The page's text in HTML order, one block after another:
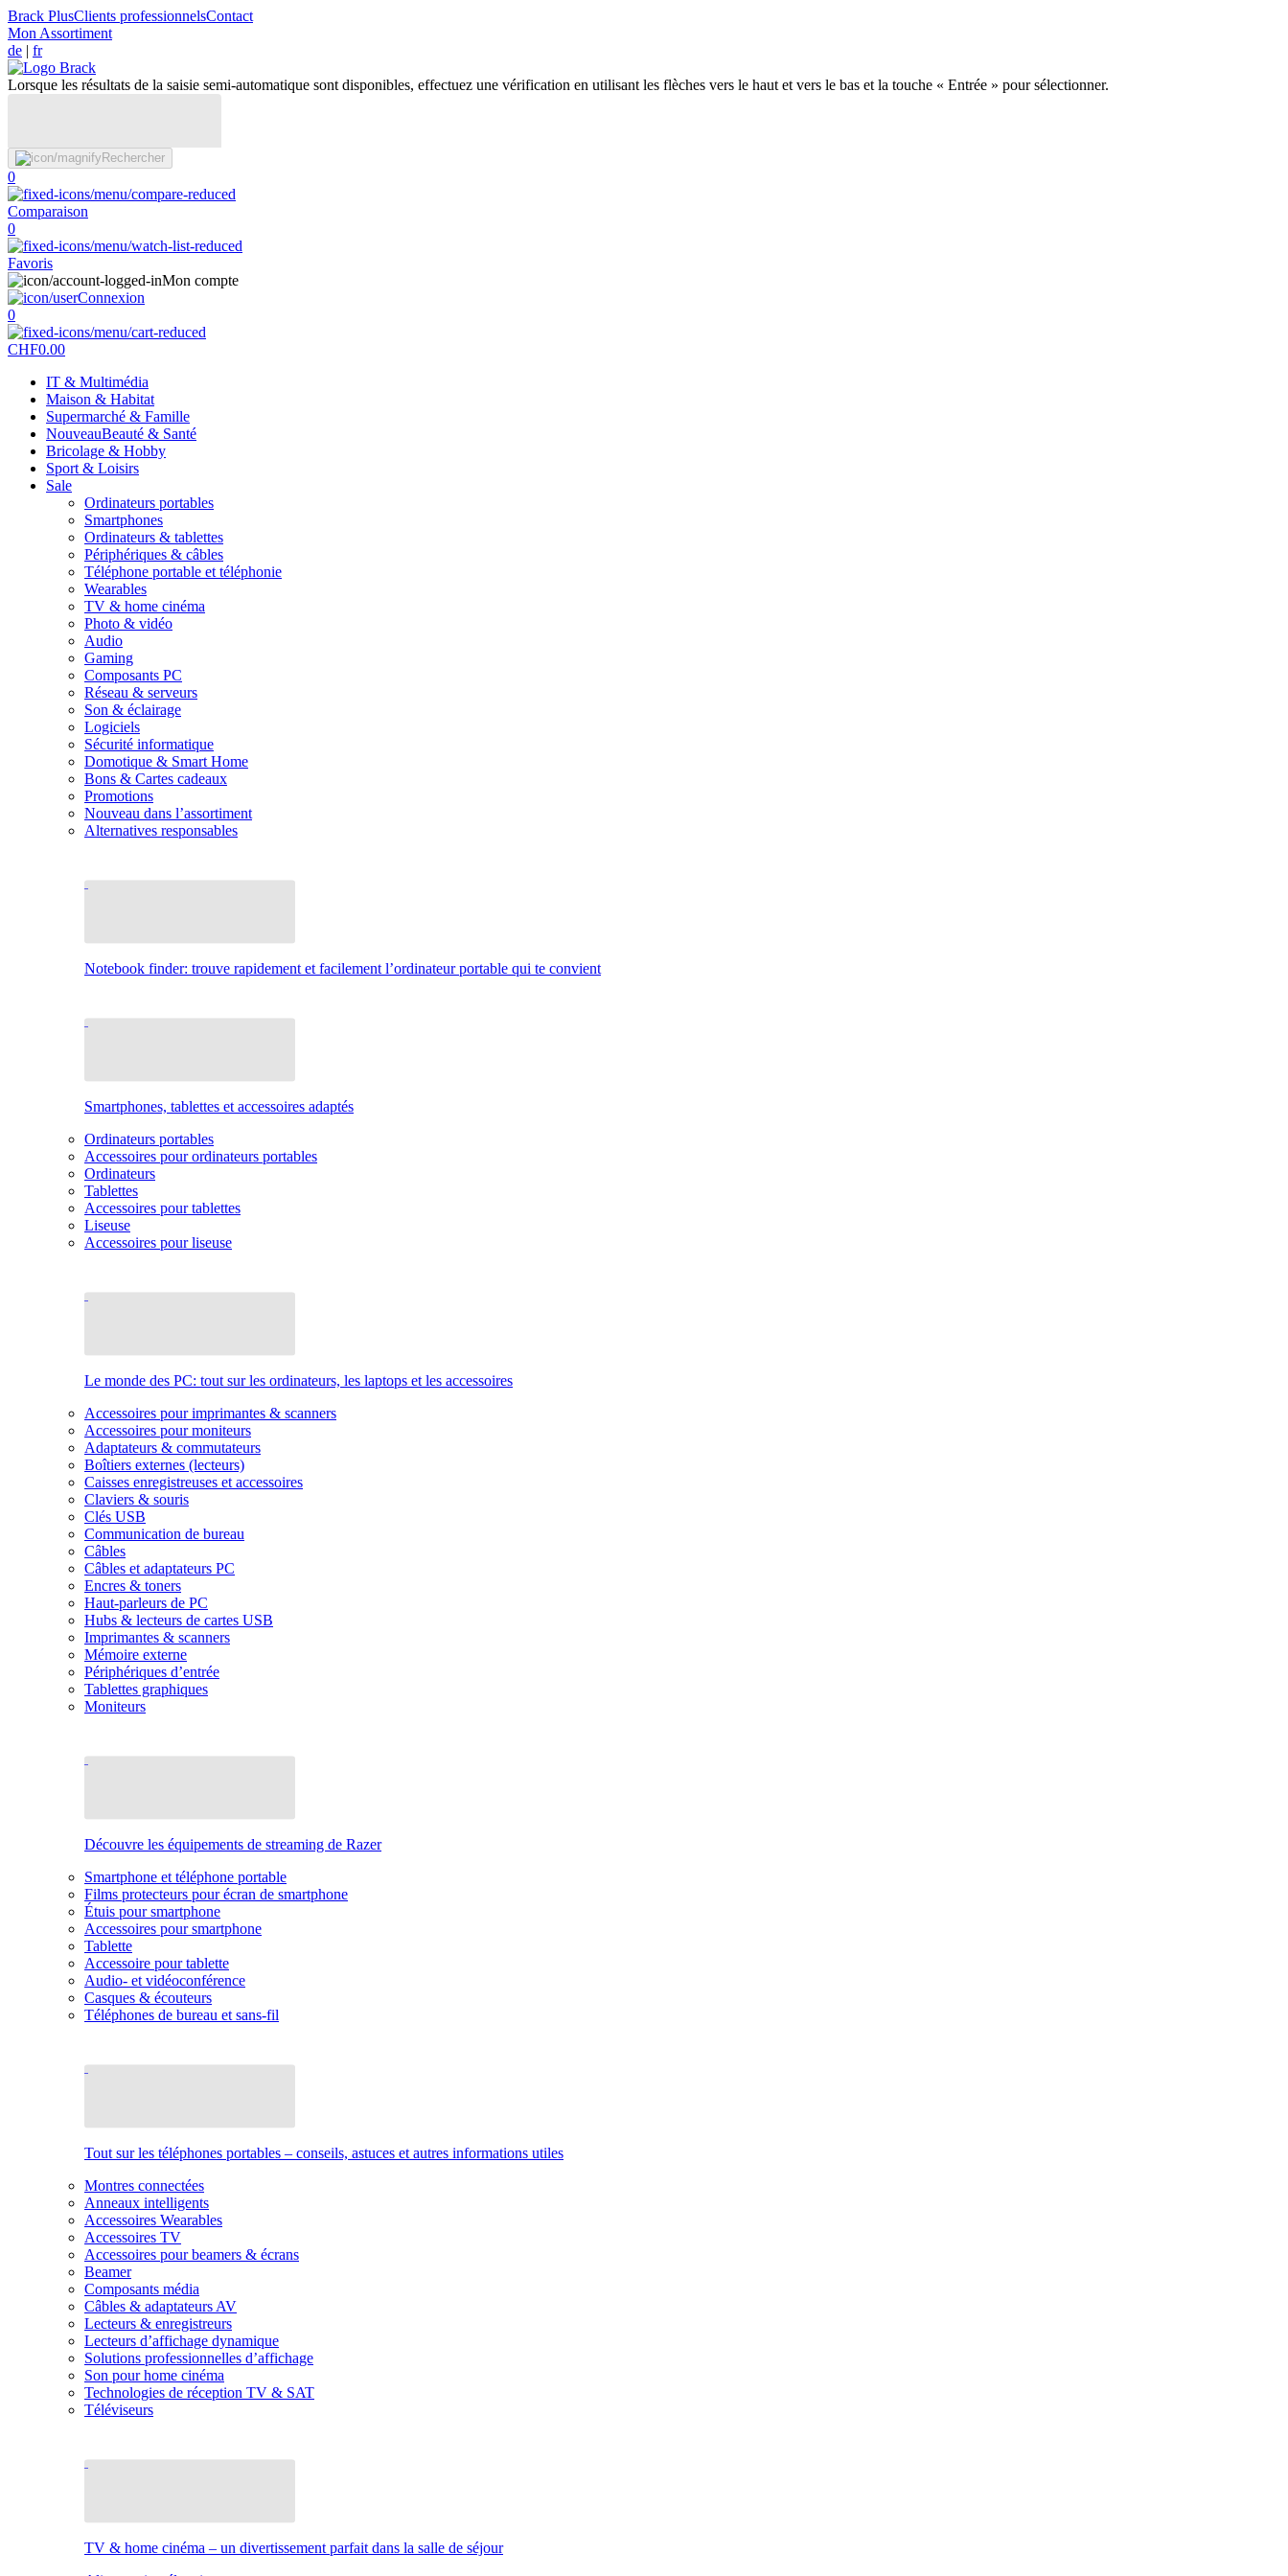
Brack PlusClients professionnelsContact
Mon Assortiment
de | fr
Lorsque les résultats de la saisie semi-automatique sont disponibles, effectuez une vérification en utilisant les flèches vers le haut et vers le bas et la touche « Entrée » pour sélectionner.
Rechercher
0
Comparaison
0
Favoris
Mon compte
Connexion
0
CHF0.00
IT & Multimédia
Maison & Habitat
Supermarché & Famille
NouveauBeauté & Santé
Bricolage & Hobby
Sport & Loisirs
Sale
Ordinateurs portables
Smartphones
Ordinateurs & tablettes
Périphériques & câbles
Téléphone portable et téléphonie
Wearables
TV & home cinéma
Photo & vidéo
Audio
Gaming
Composants PC
Réseau & serveurs
Son & éclairage
Logiciels
Sécurité informatique
Domotique & Smart Home
Bons & Cartes cadeaux
Promotions
Nouveau dans l’assortiment
Alternatives responsables
Notebook finder: trouve rapidement et facilement l’ordinateur portable qui te convient
Smartphones, tablettes et accessoires adaptés
Ordinateurs portables
Accessoires pour ordinateurs portables
Ordinateurs
Tablettes
Accessoires pour tablettes
Liseuse
Accessoires pour liseuse
Le monde des PC: tout sur les ordinateurs, les laptops et les accessoires
Accessoires pour imprimantes & scanners
Accessoires pour moniteurs
Adaptateurs & commutateurs
Boîtiers externes (lecteurs)
Caisses enregistreuses et accessoires
Claviers & souris
Clés USB
Communication de bureau
Câbles
Câbles et adaptateurs PC
Encres & toners
Haut-parleurs de PC
Hubs & lecteurs de cartes USB
Imprimantes & scanners
Mémoire externe
Périphériques d’entrée
Tablettes graphiques
Moniteurs
Découvre les équipements de streaming de Razer
Smartphone et téléphone portable
Films protecteurs pour écran de smartphone
Étuis pour smartphone
Accessoires pour smartphone
Tablette
Accessoire pour tablette
Audio- et vidéoconférence
Casques & écouteurs
Téléphones de bureau et sans-fil
Tout sur les téléphones portables – conseils, astuces et autres informations utiles
Montres connectées
Anneaux intelligents
Accessoires Wearables
Accessoires TV
Accessoires pour beamers & écrans
Beamer
Composants média
Câbles & adaptateurs AV
Lecteurs & enregistreurs
Lecteurs d’affichage dynamique
Solutions professionnelles d’affichage
Son pour home cinéma
Technologies de réception TV & SAT
Téléviseurs
TV & home cinéma – un divertissement parfait dans la salle de séjour